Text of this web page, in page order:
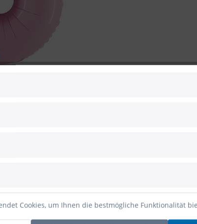
40"
Zahl 6 Pastel Pink 100cm/40""
Cookies, um Ihnen die bestmögliche Funktionalität